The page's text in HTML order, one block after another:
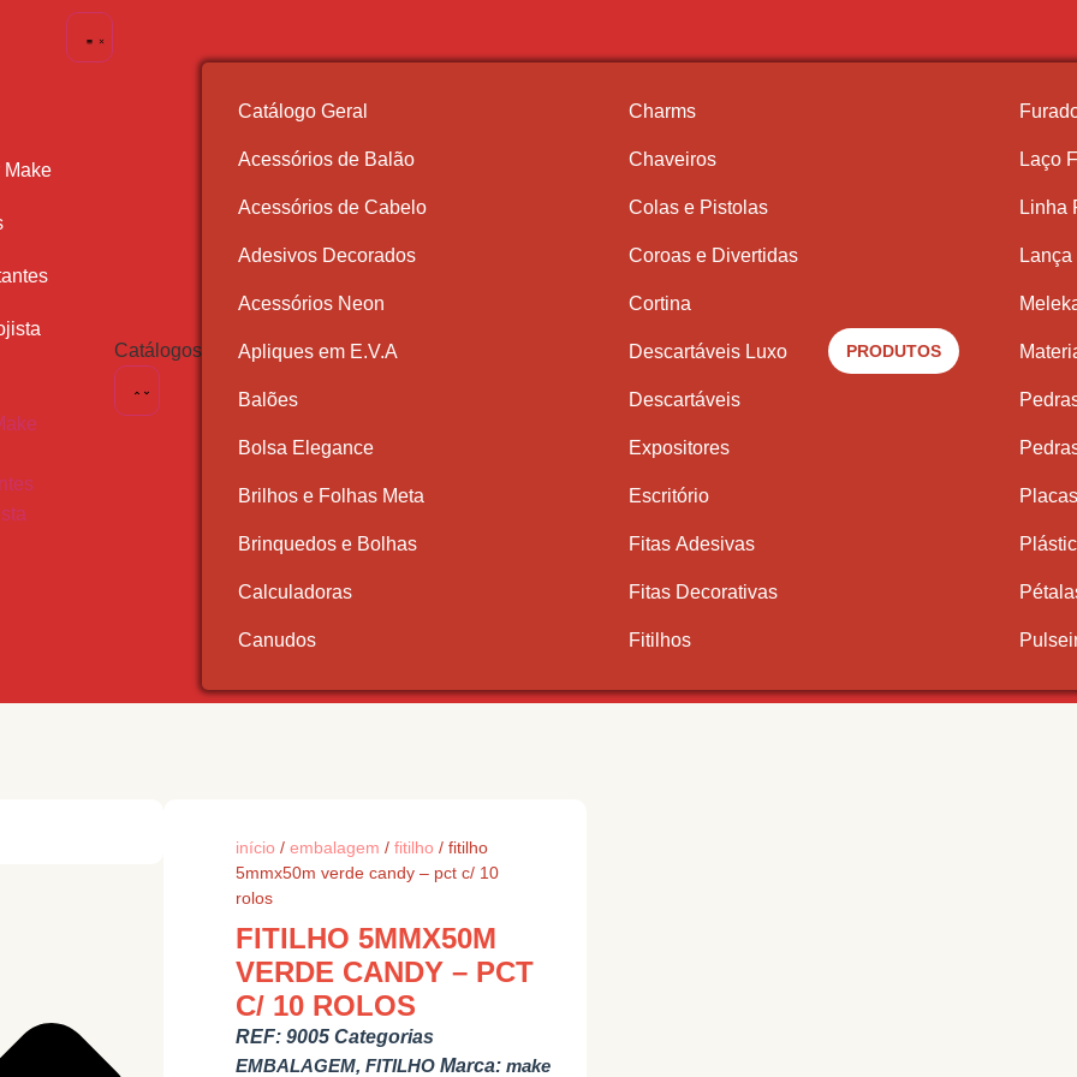
Make
Catálogos
Catálogo Geral
Acessórios de Balão
Acessórios de Cabelo
Adesivos Decorados
Acessórios Neon
Apliques em E.V.A
Balões
Bolsa Elegance
Brilhos e Folhas Meta
Brinquedos e Bolhas
Calculadoras
Canudos
Charms
Chaveiros
Colas e Pistolas
Coroas e Divertidas
Cortina
Descartáveis Luxo
Descartáveis
Expositores
Escritório
Fitas Adesivas
Fitas Decorativas
Fitilhos
Laço
Linha
PRODUTOS
início / embalagem / fitilho / fitilho
5mmx50m verde candy – pct c/ 10
rolos
FITILHO 5MMX50M
VERDE CANDY – PCT
C/ 10 ROLOS
REF: 9005 Categorias
EMBALAGEM, FITILHO Marca: make